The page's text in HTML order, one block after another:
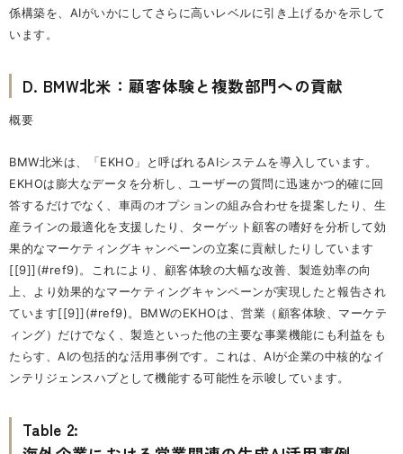
係構築を、AIがいかにしてさらに高いレベルに引き上げるかを示して
います。
D. BMW北米：顧客体験と複数部門への貢献
概要
BMW北米は、「EKHO」と呼ばれるAIシステムを導入しています。
EKHOは膨大なデータを分析し、ユーザーの質問に迅速かつ的確に回
答するだけでなく、車両のオプションの組み合わせを提案したり、生
産ラインの最適化を支援したり、ターゲット顧客の嗜好を分析して効
果的なマーケティングキャンペーンの立案に貢献したりしています
[[9]](#ref9)。これにより、顧客体験の大幅な改善、製造効率の向
上、より効果的なマーケティングキャンペーンが実現したと報告され
ています[[9]](#ref9)。BMWのEKHOは、営業（顧客体験、マーケテ
ィング）だけでなく、製造といった他の主要な事業機能にも利益をも
たらす、AIの包括的な活用事例です。これは、AIが企業の中核的なイ
ンテリジェンスハブとして機能する可能性を示唆しています。
Table 2: